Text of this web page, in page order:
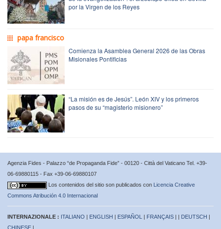
por la Virgen de los Reyes
papa francisco
Comienza la Asamblea General 2026 de las Obras
Misionales Pontificias
“La misión es de Jesús”. León XIV y los primeros
pasos de su “magisterio misionero”
Agenzia Fides - Palazzo “de Propaganda Fide” - 00120 - Città del Vaticano Tel. +39-
06-69880115 - Fax +39-06-69880107
Los contenidos del sitio son publicados con Licencia Creative
Commons Atribución 4.0 Internacional
INTERNAZIONALE : ITALIANO | ENGLISH | ESPAÑOL | FRANÇAIS | | DEUTSCH |
CHINESE |